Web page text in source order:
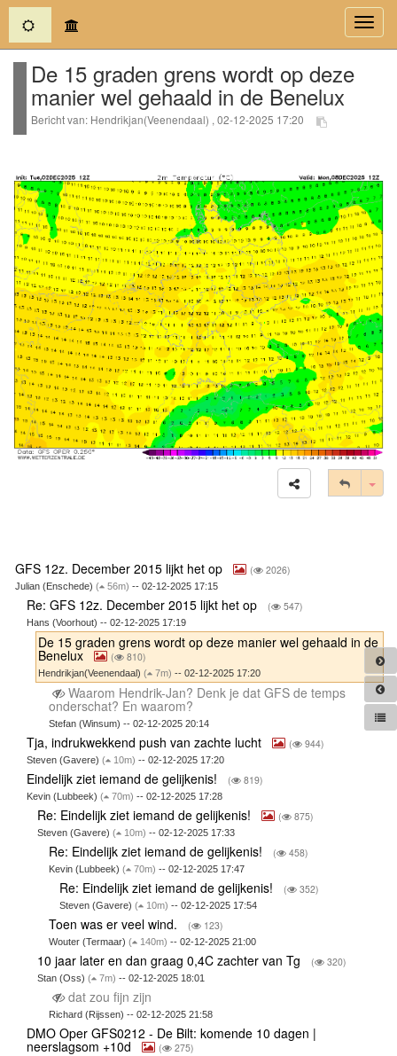
(current)
De 15 graden grens wordt op deze
manier wel gehaald in de Benelux
Bericht van: Hendrikjan(Veenendaal) , 02-12-2025 17:20
GFS 12z. December 2015 lijkt het op ( 2026)
Julian (Enschede) ( 56m) -- 02-12-2025 17:15
Re: GFS 12z. December 2015 lijkt het op ( 547)
Hans (Voorhout) -- 02-12-2025 17:19
De 15 graden grens wordt op deze manier wel gehaald in de
Benelux ( 810)
Hendrikjan(Veenendaal)( 7m) -- 02-12-2025 17:20
Waarom Hendrik-Jan? Denk je dat GFS de temps
onderschat? En waarom?
Stefan (Winsum) -- 02-12-2025 20:14
Tja, indrukwekkend push van zachte lucht ( 944)
Steven (Gavere) ( 10m) -- 02-12-2025 17:20
Eindelijk ziet iemand de gelijkenis! ( 819)
Kevin (Lubbeek) ( 70m) -- 02-12-2025 17:28
Re: Eindelijk ziet iemand de gelijkenis! ( 875)
Steven (Gavere)( 10m) -- 02-12-2025 17:33
Re: Eindelijk ziet iemand de gelijkenis! ( 458)
Kevin (Lubbeek) ( 70m) -- 02-12-2025 17:47
Re: Eindelijk ziet iemand de gelijkenis! ( 352)
Steven (Gavere)( 10m) -- 02-12-2025 17:54
Toen was er veel wind. ( 123)
Wouter (Termaar) ( 140m) -- 02-12-2025 21:00
10 jaar later en dan graag 0,4C zachter van Tg ( 320)
Stan (Oss)( 7m) -- 02-12-2025 18:01
dat zou fijn zijn
Richard (Rijssen) -- 02-12-2025 21:58
DMO Oper GFS0212 - De Bilt: komende 10 dagen |
neerslagsom +10d ( 275)